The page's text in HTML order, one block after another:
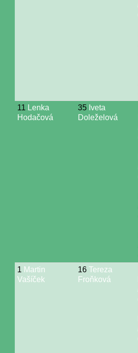
11 Lenka
Hodačová
35 Iveta
Doleželová
1 Martin
Vašíček
16 Tereza
Froňková